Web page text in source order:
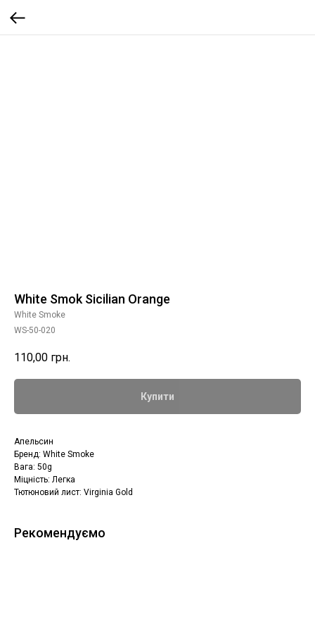
White Smok Sicilian Orange
White Smoke
WS-50-020
110,00 грн.
Купити
Апельсин
Бренд: White Smoke
Вага: 50g
Міцність: Легка
Тютюновий лист: Virginia Gold
Рекомендуємо